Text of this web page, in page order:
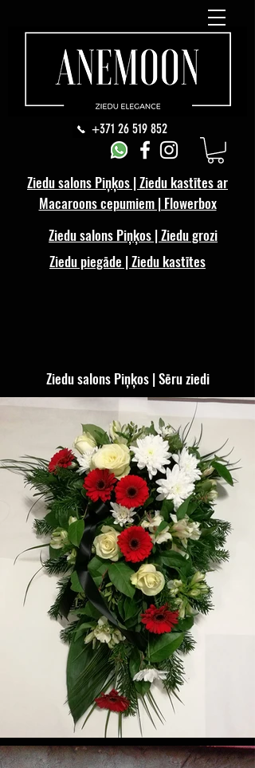
+371 26 519 852
Ziedu piegāde | Ziedu kastītes
Ziedu salons Piņķos | Ziedu kastītes ar
Macaroons cepumiem | Flowerbox
Ziedu salons Piņķos | Ziedu grozi
Ziedu salons Piņķos | Sēru ziedi